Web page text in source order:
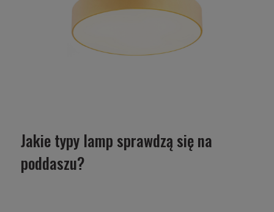
Jakie typy lamp sprawdzą się na
poddaszu?